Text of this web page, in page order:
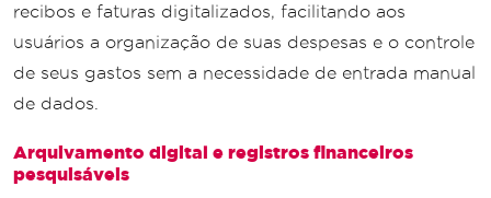
recibos e faturas digitalizados, facilitando aos
usuários a organização de suas despesas e o controle
de seus gastos sem a necessidade de entrada manual
de dados.
Arquivamento digital e registros financeiros
pesquisáveis